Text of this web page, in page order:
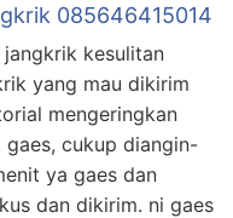
085646415014
kesulitan
yang mau dikirim
mengeringkan
cukup diangin-
ya gaes dan
dan dikirim. ni gaes